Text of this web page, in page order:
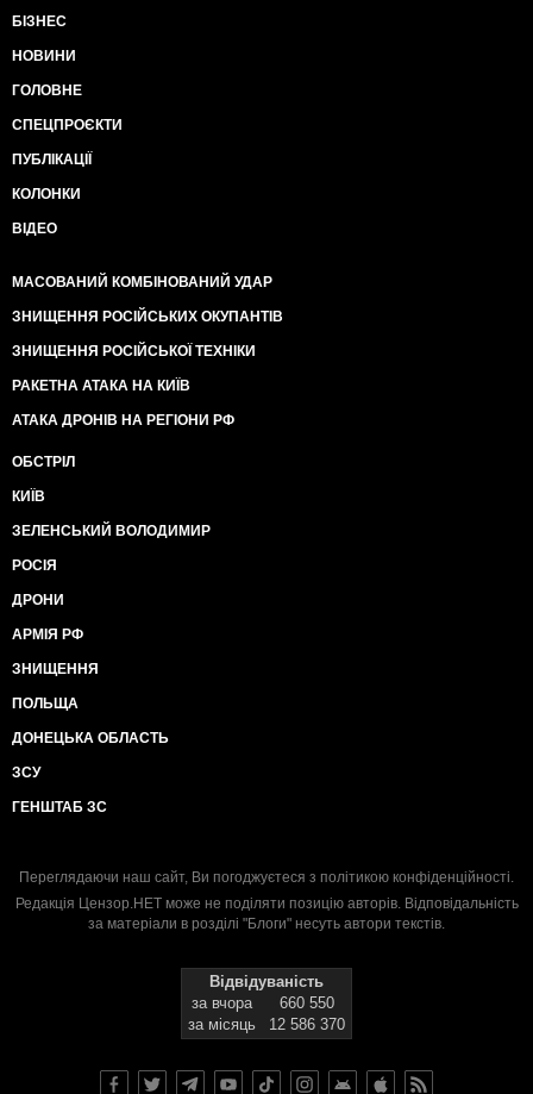
БІЗНЕС
НОВИНИ
ГОЛОВНЕ
СПЕЦПРОЄКТИ
ПУБЛІКАЦІЇ
КОЛОНКИ
ВІДЕО
МАСОВАНИЙ КОМБІНОВАНИЙ УДАР
ЗНИЩЕННЯ РОСІЙСЬКИХ ОКУПАНТІВ
ЗНИЩЕННЯ РОСІЙСЬКОЇ ТЕХНІКИ
РАКЕТНА АТАКА НА КИЇВ
АТАКА ДРОНІВ НА РЕГІОНИ РФ
ОБСТРІЛ
КИЇВ
ЗЕЛЕНСЬКИЙ ВОЛОДИМИР
РОСІЯ
ДРОНИ
АРМІЯ РФ
ЗНИЩЕННЯ
ПОЛЬЩА
ДОНЕЦЬКА ОБЛАСТЬ
ЗСУ
ГЕНШТАБ ЗС
Переглядаючи наш сайт, Ви погоджуєтеся з політикою конфіденційності.
Редакція Цензор.НЕТ може не поділяти позицію авторів. Відповідальність
за матеріали в розділі "Блоги" несуть автори текстів.
Відвідуваність
за вчора
660 550
за місяць
12 586 370